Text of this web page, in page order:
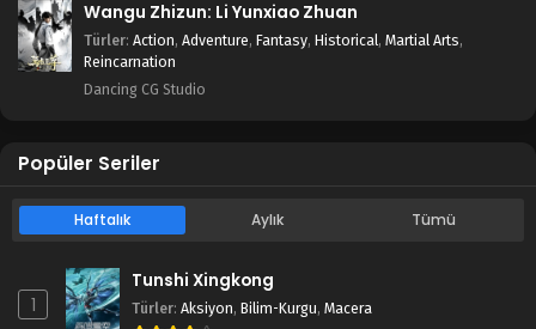
Wangu Zhizun: Li Yunxiao Zhuan
Türler: Action, Adventure, Fantasy, Historical, Martial Arts,
Reincarnation
Dancing CG Studio
Popüler Seriler
Haftalık Aylık Tümü
1
Tunshi Xingkong
Türler: Aksiyon, Bilim-Kurgu, Macera